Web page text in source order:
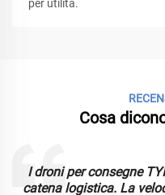
per utilità.
Cosa
I droni per consegne
catena logistica. La